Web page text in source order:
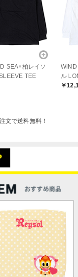
SEA×柏レイソ
TEE
WIND
ル
￥
文で送料無料！